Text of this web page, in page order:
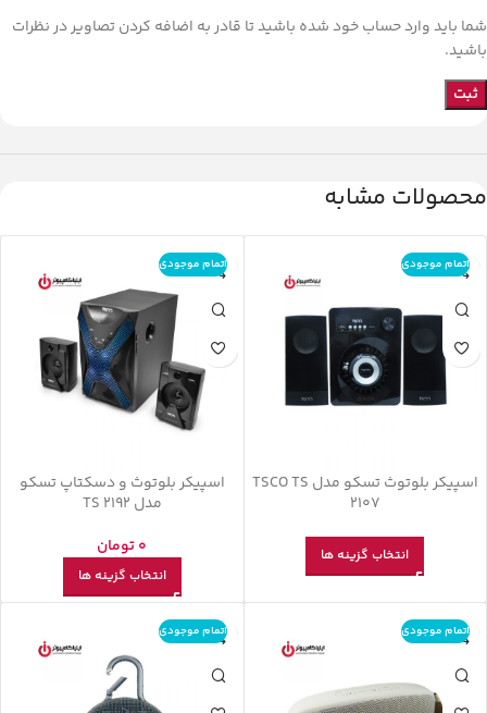
شما باید وارد حساب خود شده باشید تا قادر به اضافه کردن تصاویر در نظرات
باشید.
محصولات مشابه
اتمام موجودی
اسپیکر بلوتوث تسکو مدل TSCO TS
2107
انتخاب گزینه ها
اتمام موجودی
اسپیکر بلوتوث و دسکتاپ تسکو
مدل TS 2192
0تومان
انتخاب گزینه ها
اتمام موجودی اتمام موجودی